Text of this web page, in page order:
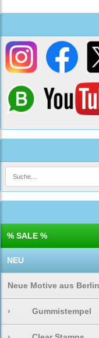
% SALE %
NEU
Neue Motive aus Berlin
› Gummistempel